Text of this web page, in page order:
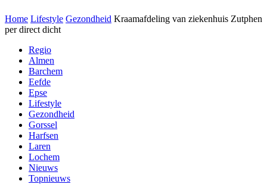
Home Lifestyle Gezondheid Kraamafdeling van ziekenhuis Zutphen
per direct dicht
Regio
Almen
Barchem
Eefde
Epse
Lifestyle
Gezondheid
Gorssel
Harfsen
Laren
Lochem
Nieuws
Topnieuws